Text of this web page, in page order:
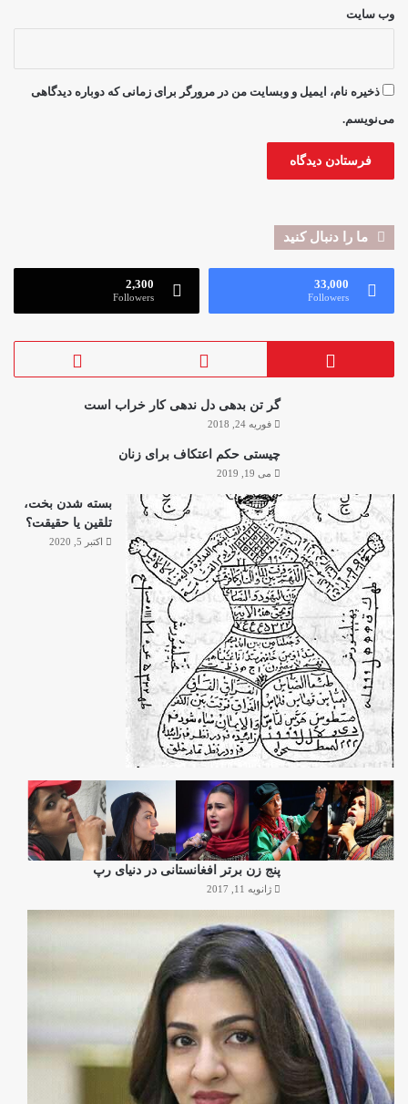
وب‌ سایت
ذخیره نام، ایمیل و وبسایت من در مرورگر برای زمانی که دوباره دیدگاهی
می‌نویسم.
ما را دنبال کنید
33,000
Followers
2,300
Followers
گر تن بدهی دل ندهی کار خراب است
فوریه 24, 2018
چیستی حکم اعتکاف برای زنان
می 19, 2019
بسته شدن بخت،
تلقین یا حقیقت؟
اکتبر 5, 2020
پنج زن برتر افغانستانی در دنیای رپ
ژانویه 11, 2017